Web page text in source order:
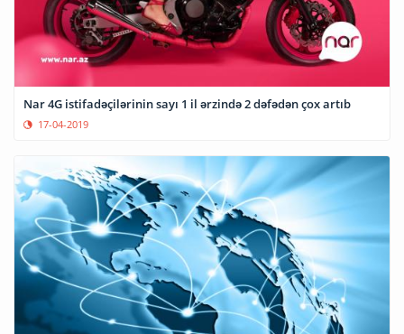
Nar 4G istifadəçilərinin sayı 1 il ərzində 2 dəfədən çox artıb
17-04-2019